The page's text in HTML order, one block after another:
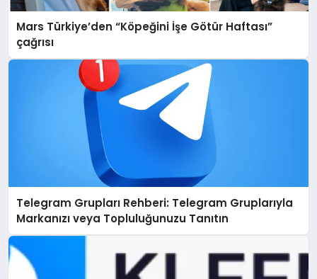
Mars Türkiye’den “Köpeğini İşe Götür Haftası”
çağrısı
Telegram Grupları Rehberi: Telegram Gruplarıyla
Markanızı veya Topluluğunuzu Tanıtın